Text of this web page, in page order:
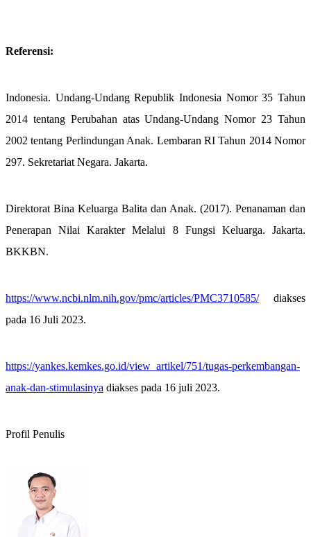
Referensi:
Indonesia. Undang-Undang Republik Indonesia Nomor 35 Tahun
2014 tentang Perubahan atas Undang-Undang Nomor 23 Tahun
2002 tentang Perlindungan Anak. Lembaran RI Tahun 2014 Nomor
297. Sekretariat Negara. Jakarta.
Direktorat Bina Keluarga Balita dan Anak. (2017). Penanaman dan
Penerapan Nilai Karakter Melalui 8 Fungsi Keluarga. Jakarta.
BKKBN.
https://www.ncbi.nlm.nih.gov/pmc/articles/PMC3710585/diakses
pada 16 Juli 2023.
https://yankes.kemkes.go.id/view_artikel/751/tugas-perkembangan-
anak-dan-stimulasinya diakses pada 16 juli 2023.
Profil Penulis